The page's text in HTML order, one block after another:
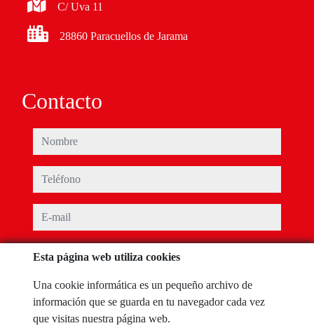
C/ Uva 11
28860 Paracuellos de Jarama
Contacto
nombre
teléfono
e-mail
He leído y acepto las condiciones de uso y
mensaje
Esta página web utiliza cookies
Una cookie informática es un pequeño archivo de
información que se guarda en tu navegador cada vez
que visitas nuestra página web.